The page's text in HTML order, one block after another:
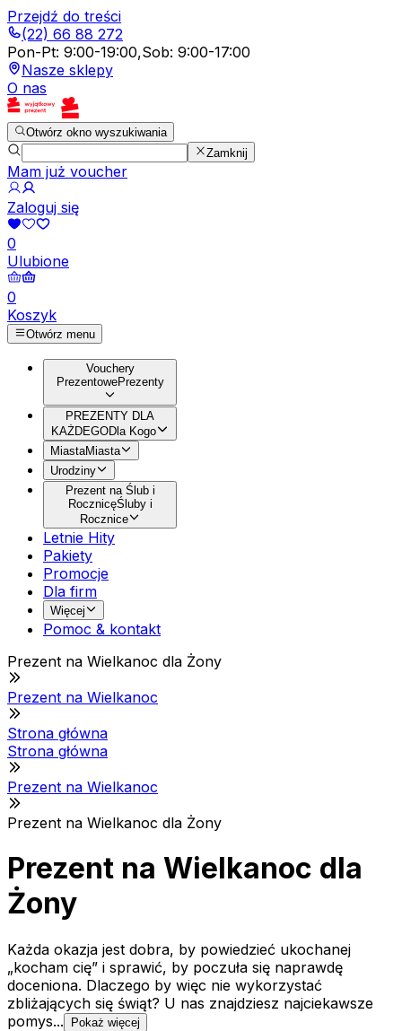
Przejdź do treści
(22) 66 88 272
Pon-Pt: 9:00-19:00,Sob: 9:00-17:00
Nasze sklepy
O nas
Otwórz okno wyszukiwania
Zamknij
Mam już voucher
Zaloguj się
0
Ulubione
0
Koszyk
Otwórz menu
Vouchery
PrezentowePrezenty
PREZENTY DLA
KAŻDEGODla Kogo
MiastaMiasta
Urodziny
Prezent na Ślub i
RocznicęŚluby i
Rocznice
Letnie Hity
Pakiety
Promocje
Dla firm
Więcej
Pomoc & kontakt
Prezent na Wielkanoc dla Żony
Prezent na Wielkanoc
Strona główna
Strona główna
Prezent na Wielkanoc
Prezent na Wielkanoc dla Żony
Prezent na Wielkanoc dla
Żony
Każda okazja jest dobra, by powiedzieć ukochanej
„kocham cię” i sprawić, by poczuła się naprawdę
doceniona. Dlaczego by więc nie wykorzystać
zbliżających się świąt? U nas znajdziesz najciekawsze
pomys...
Pokaż więcej